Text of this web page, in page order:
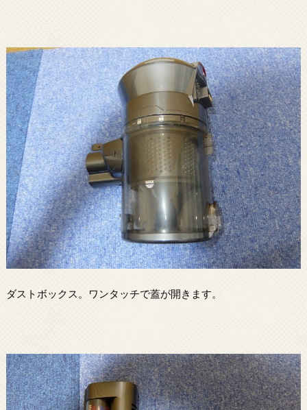
ダストボックス。ワンタッチで蓋が開きます。